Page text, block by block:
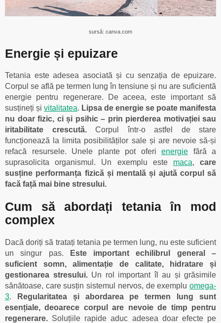
sursă: canva.com
Energie și epuizare
Tetania este adesea asociată și cu senzația de epuizare.
Corpul se află pe termen lung în tensiune și nu are suficientă
energie pentru regenerare. De aceea, este important să
susțineți și vitalitatea. Lipsa de energie se poate manifesta
nu doar fizic, ci și psihic – prin pierderea motivației sau
iritabilitate crescută. Corpul într-o astfel de stare
funcționează la limita posibilităților sale și are nevoie să-și
refacă resursele. Unele plante pot oferi energie fără a
suprasolicita organismul. Un exemplu este maca,care
susține performanța fizică și mentală și ajută corpul să
facă față mai bine stresului.
Cum să abordați tetania în mod
complex
Dacă doriți să tratați tetania pe termen lung, nu este suficient
un singur pas.
Este important echilibrul general –
suficient somn, alimentație de calitate, hidratare și
gestionarea stresului. Un rol important îl au și grăsimile
sănătoase, care susțin sistemul nervos, de exemplu omega-
3.
Regularitatea și abordarea pe termen lung sunt
esențiale, deoarece corpul are nevoie de timp pentru
regenerare. Soluțiile rapide aduc adesea doar efecte pe